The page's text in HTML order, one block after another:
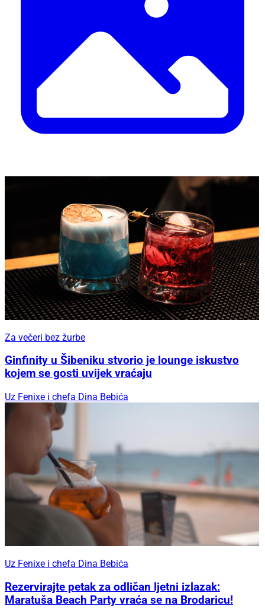
Za večeri bez žurbe
Ginfinity u Šibeniku stvorio je lounge iskustvo
kojem se gosti uvijek vraćaju
Uz Fenixe i chefa Dina Bebića
Uz Fenixe i chefa Dina Bebića
Rezervirajte petak za odličan ljetni izlazak:
Maratuša Beach Party vraća se na Brodaricu!